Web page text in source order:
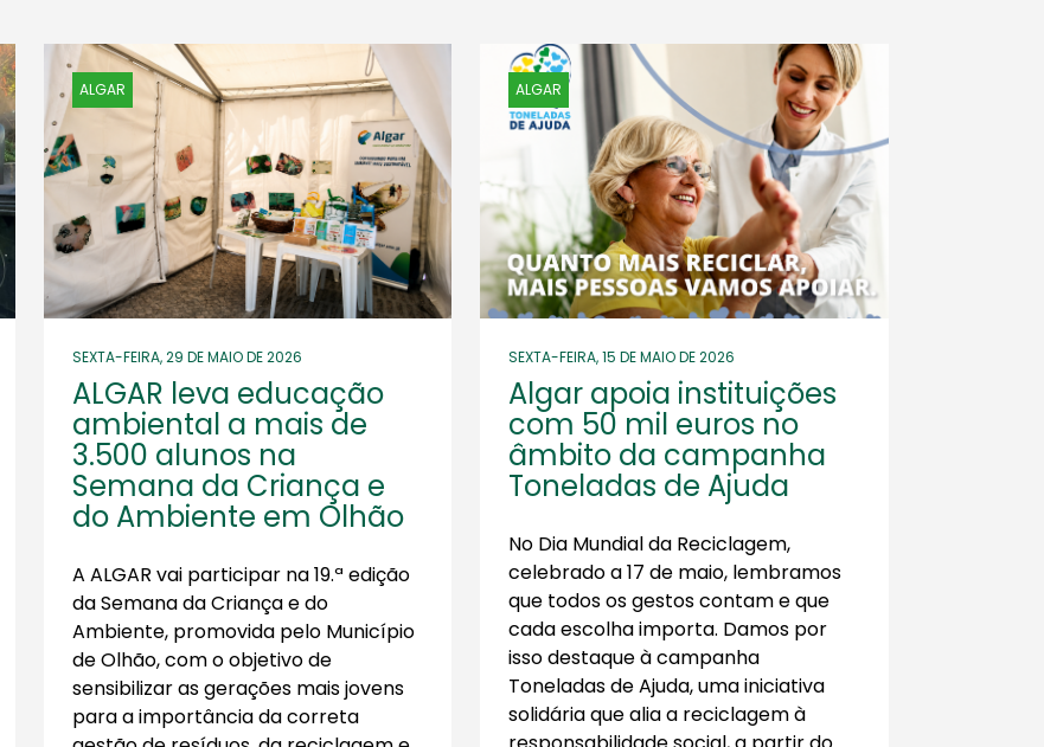
ALGAR
SEXTA-FEIRA, 29 DE MAIO DE 2026
ALGAR leva educação
ambiental a mais de
3.500 alunos na
Semana da Criança e
do Ambiente em Olhão
A ALGAR vai participar na 19.ª edição
da Semana da Criança e do
Ambiente, promovida pelo Município
de Olhão, com o objetivo de
sensibilizar as gerações mais jovens
para a importância da correta
ALGAR
SEXTA-FEIRA, 15 DE MAIO DE 2026
Algar apoia instituições
com 50 mil euros no
âmbito da campanha
Toneladas de Ajuda
No Dia Mundial da Reciclagem,
celebrado a 17 de maio, lembramos
que todos os gestos contam e que
cada escolha importa. Damos por
isso destaque à campanha
Toneladas de Ajuda, uma iniciativa
solidária que alia a reciclagem à